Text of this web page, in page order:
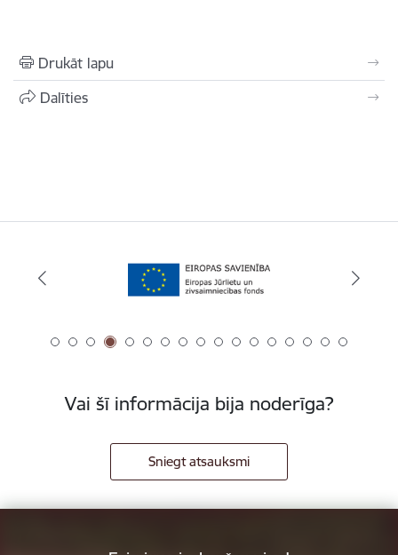
Drukāt lapu
Dalīties
Vai šī informācija bija noderīga?
Sniegt atsauksmi